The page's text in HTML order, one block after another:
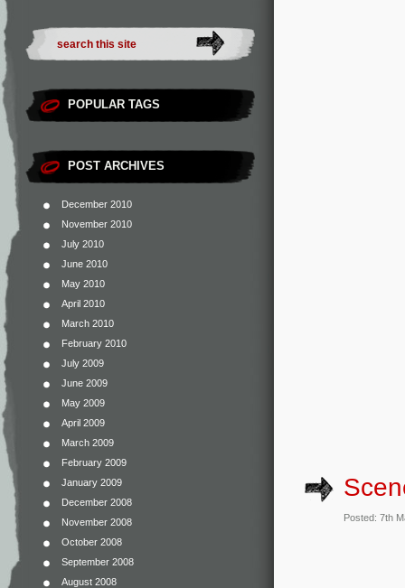
POPULAR TAGS
POST ARCHIVES
December 2010
November 2010
July 2010
June 2010
May 2010
April 2010
March 2010
February 2010
July 2009
June 2009
May 2009
April 2009
March 2009
February 2009
January 2009
December 2008
November 2008
October 2008
September 2008
August 2008
Posted: 7th